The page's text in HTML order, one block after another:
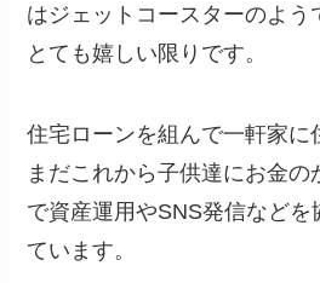
はジェットコースターのよう
とても嬉しい限りです。
住宅ローンを組んで一軒家に
まだこれから子供達にお金
で資産運用やSNS発信などを
ています。